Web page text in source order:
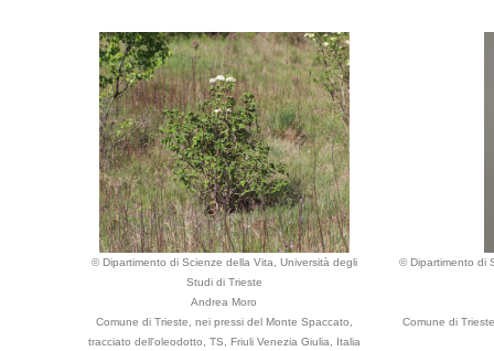
© Dipartimento di Scienze della Vita, Università degli
Studi di Trieste
Andrea Moro
Comune di Trieste, nei pressi del Monte Spaccato,
tracciato dell'oleodotto, TS, Friuli Venezia Giulia, Italia
© Dipartimento di
Comune di